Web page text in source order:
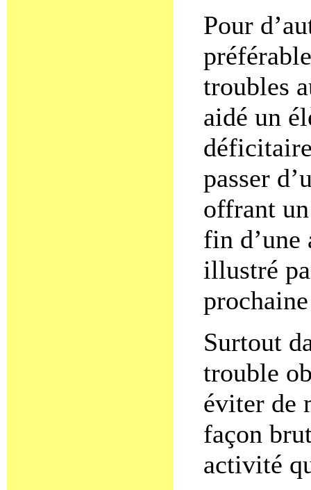
Pour
troubles
aidé un
passer
offrant
fin
illustré
Surtout
trouble
éviter de
façon
activité